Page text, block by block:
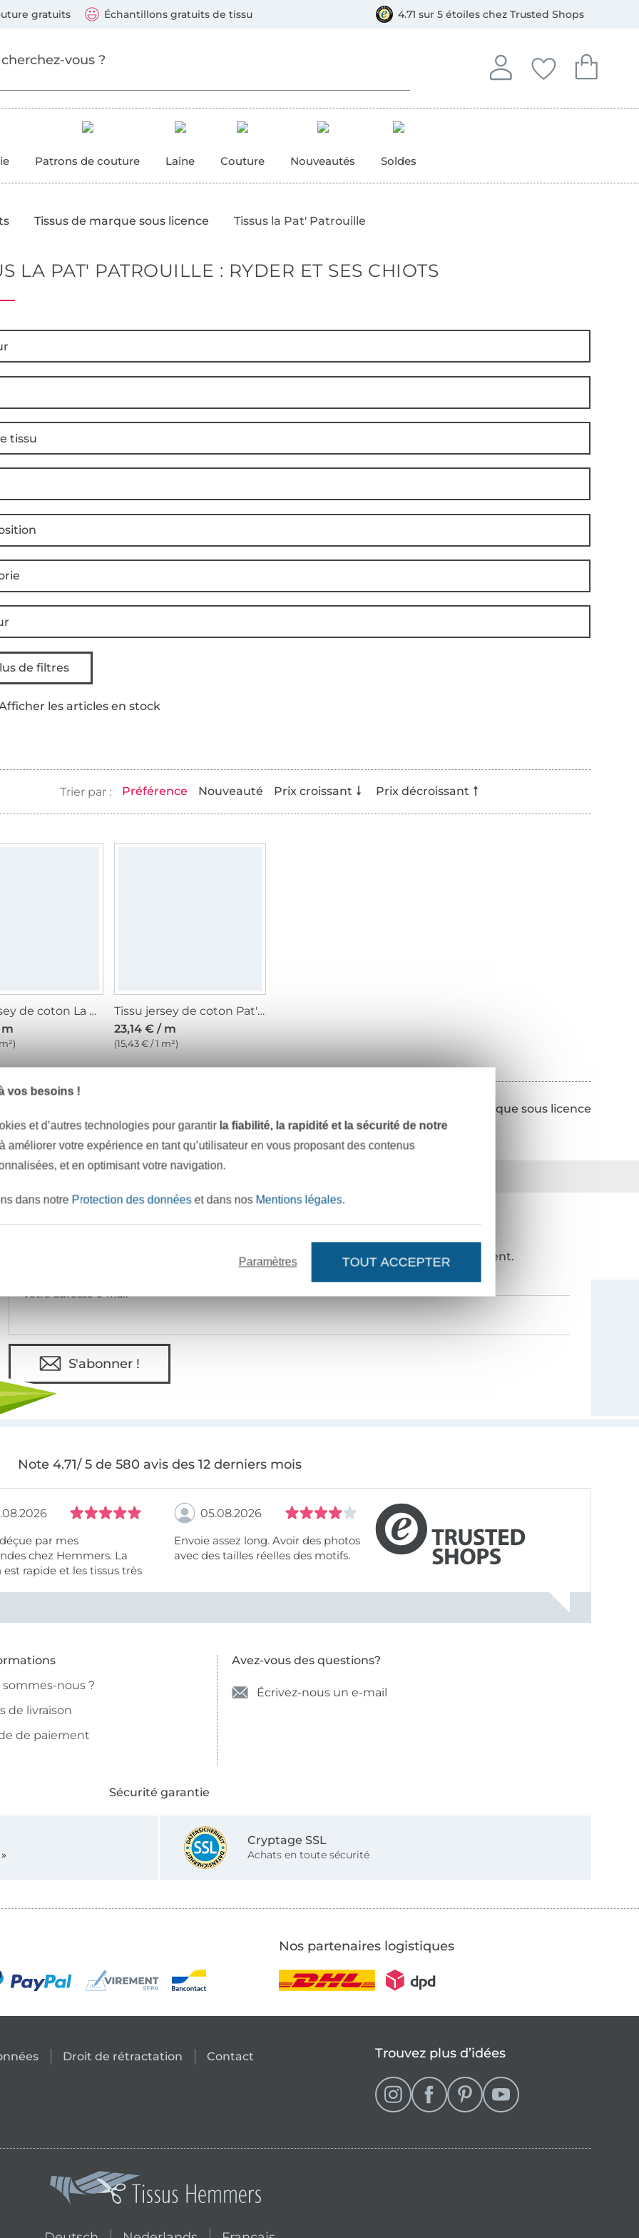
gratuits Échantillons gratuits de tissu 4.71 sur 5 étoiles chez Trusted Shops
Se connecter
Se connecter à votre
Mes favoris
Vous avez
Mon
Vous avez
Patrons de couture Laine Couture Nouveautés Soldes
Tissus de marque sous licence Tissus la Pat' Patrouille
LA PAT' PATROUILLE : RYDER ET SES CHIOTS
tissu
de filtres
les articles en stock
Préférence Nouveauté Prix croissant Prix décroissant
Tissu jersey de coton La Pat’ Patrouille, sable
m
Tissu jersey de coton Pat' Patrouille, bleu
23,14 € / m
(15,43 € / 1 m²)
Retour Tissus de marque sous licence
de tissu en stock Plus de 10000 clients satisfaits
VOULEZ-VOUS ÊTRE INFORMÉ DES NOUVEAUTÉS ?
Soyez toujours informé(e) & recevez uncode promo de 10%en guise de remerciement.
Votre adresse e-mail
S'abonner !
Note 4.71/ 5 de 580 avis des 12 derniers mois
par mes
chez Hemmers. La
est rapide et les tissus très
05.08.2026
Envoie assez long. Avoir des photos
avec des tailles réelles des motifs.
sommes-nous ?
de livraison
de paiement
Avez-vous des questions?
Écrivez-nous un e-mail
Sécurité garantie
Cryptage SSL
Achats en toute sécurité
suivants : Visa, Mastercard, Carte bleue, PayPal, Virement, Bancontact
Nos partenaires logistiques
Droit de rétractation Contact Trouvez plus d’idées
Passer à la boutique néerlandaise
Passer à la boutique française (actuellement sélectionné)
vos besoins !
et d’autres technologies pour garantir la fiabilité, la rapidité et la sécurité de notre
améliorer votre expérience en tant qu’utilisateur en vous proposant des contenus
et en optimisant votre navigation.
dans notre Protection des donnéeset dans nos Mentions légales.
Paramètres TOUT ACCEPTER